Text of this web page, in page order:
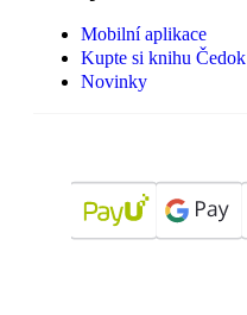
Mobilní aplikace
Kupte si knihu Čedok
Novinky